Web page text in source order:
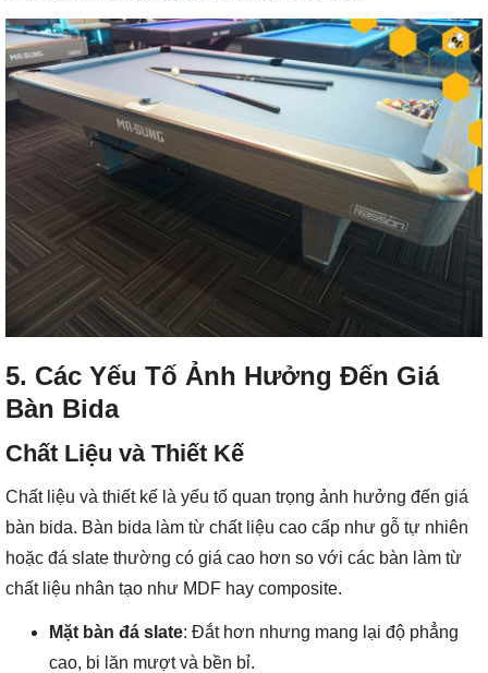
5. Các Yếu Tố Ảnh Hưởng Đến Giá
Bàn Bida
Chất Liệu và Thiết Kế
Chất liệu và thiết kế là yếu tố quan trọng ảnh hưởng đến giá
bàn bida. Bàn bida làm từ chất liệu cao cấp như gỗ tự nhiên
hoặc đá slate thường có giá cao hơn so với các bàn làm từ
chất liệu nhân tạo như MDF hay composite.
Mặt bàn đá slate: Đắt hơn nhưng mang lại độ phẳng
cao, bi lăn mượt và bền bỉ.